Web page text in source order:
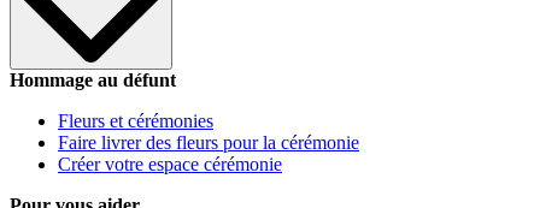
Hommage au défunt
Fleurs et cérémonies
Faire livrer des fleurs pour la cérémonie
Créer votre espace cérémonie